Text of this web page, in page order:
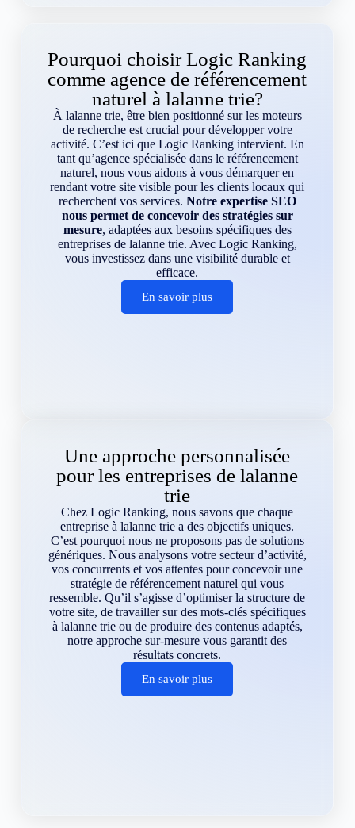
Pourquoi choisir Logic Ranking
comme agence de référencement
naturel à lalanne trie?
À lalanne trie, être bien positionné sur les moteurs
de recherche est crucial pour développer votre
activité. C’est ici que Logic Ranking intervient. En
tant qu’agence spécialisée dans le référencement
naturel, nous vous aidons à vous démarquer en
rendant votre site visible pour les clients locaux qui
recherchent vos services. Notre expertise SEO
nous permet de concevoir des stratégies sur
mesure, adaptées aux besoins spécifiques des
entreprises de lalanne trie. Avec Logic Ranking,
vous investissez dans une visibilité durable et
efficace.
En savoir plus
Une approche personnalisée
pour les entreprises de lalanne
trie
Chez Logic Ranking, nous savons que chaque
entreprise à lalanne trie a des objectifs uniques.
C’est pourquoi nous ne proposons pas de solutions
génériques. Nous analysons votre secteur d’activité,
vos concurrents et vos attentes pour concevoir une
stratégie de référencement naturel qui vous
ressemble. Qu’il s’agisse d’optimiser la structure de
votre site, de travailler sur des mots-clés spécifiques
à lalanne trie ou de produire des contenus adaptés,
notre approche sur-mesure vous garantit des
résultats concrets.
En savoir plus